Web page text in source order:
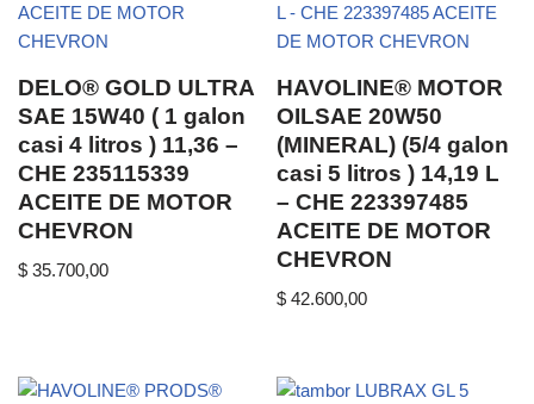
DELO® GOLD ULTRA
SAE 15W40 ( 1 galon
casi 4 litros ) 11,36 –
CHE 235115339
ACEITE DE MOTOR
CHEVRON
$ 35.700,00
HAVOLINE® MOTOR
OILSAE 20W50
(MINERAL) (5/4 galon
casi 5 litros ) 14,19 L
– CHE 223397485
ACEITE DE MOTOR
CHEVRON
$ 42.600,00